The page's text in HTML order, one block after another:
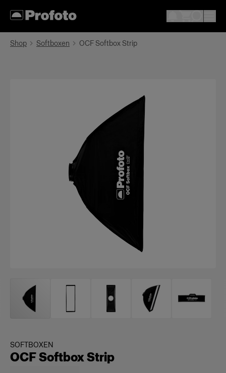
Shop Softboxen OCF Softbox Strip
SOFTBOXEN
OCF Softbox Strip